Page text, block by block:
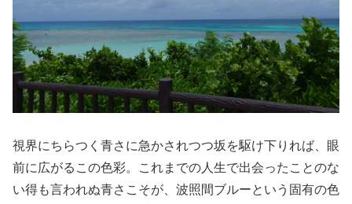
視界にちらつく青さに急かされつつ坂を駆け下りれば、眼
前に広がるこの色彩。これまでの人生で出会ったことのな
い得も言われぬ青さこそが、波照間ブルーという固有の色